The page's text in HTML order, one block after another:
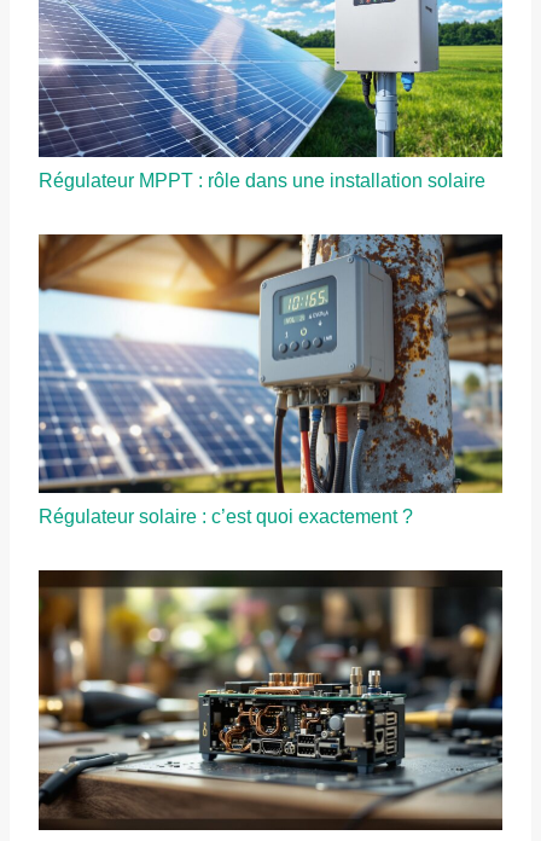
Régulateur MPPT : rôle dans une installation solaire
Régulateur solaire : c’est quoi exactement ?